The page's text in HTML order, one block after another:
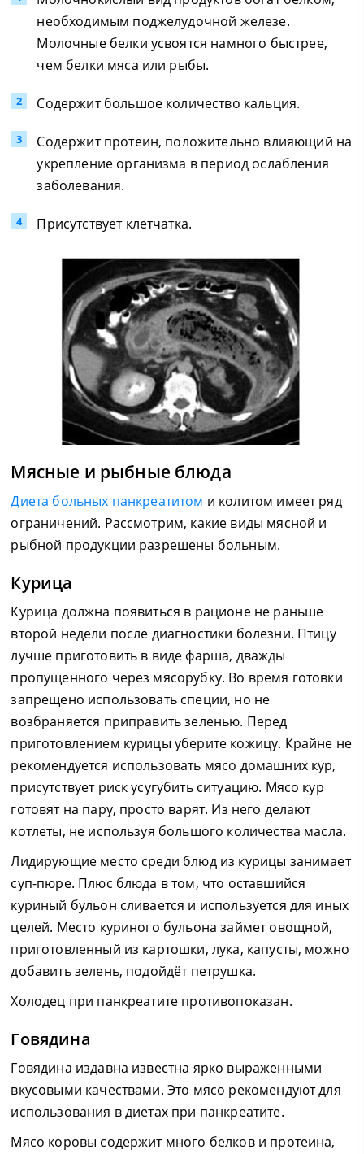
необходимым поджелудочной железе.
Молочные белки усвоятся намного быстрее,
чем белки мяса или рыбы.
Содержит большое количество кальция.
Содержит протеин, положительно влияющий на
укрепление организма в период ослабления
заболевания.
Присутствует клетчатка.
Мясные и рыбные блюда
Диета больных панкреатитом и колитом имеет ряд
ограничений. Рассмотрим, какие виды мясной и
рыбной продукции разрешены больным.
Курица
Курица должна появиться в рационе не раньше
второй недели после диагностики болезни. Птицу
лучше приготовить в виде фарша, дважды
пропущенного через мясорубку. Во время готовки
запрещено использовать специи, но не
возбраняется приправить зеленью. Перед
приготовлением курицы уберите кожицу. Крайне не
рекомендуется использовать мясо домашних кур,
присутствует риск усугубить ситуацию. Мясо кур
готовят на пару, просто варят. Из него делают
котлеты, не используя большого количества масла.
Лидирующие место среди блюд из курицы занимает
суп-пюре. Плюс блюда в том, что оставшийся
куриный бульон сливается и используется для иных
целей. Место куриного бульона займет овощной,
приготовленный из картошки, лука, капусты, можно
добавить зелень, подойдёт петрушка.
Холодец при панкреатите противопоказан.
Говядина
Говядина издавна известна ярко выраженными
вкусовыми качествами. Это мясо рекомендуют для
использования в диетах при панкреатите.
Мясо коровы содержит много белков и протеина,